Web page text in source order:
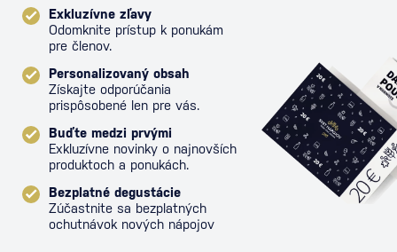
Exkluzívne zľavy
Odomknite prístup k ponukám
pre členov.
Personalizovaný obsah
Získajte odporúčania
prispôsobené len pre vás.
Buďte medzi prvými
Exkluzívne novinky o najnovších
produktoch a ponukách.
Bezplatné degustácie
Zúčastnite sa bezplatných
ochutnávok nových nápojov